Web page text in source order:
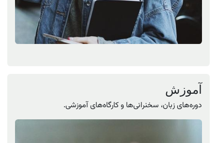
آموزش
دوره‌های زبان، سخنرانی‌ها و کارگاه‌های آموزشی.